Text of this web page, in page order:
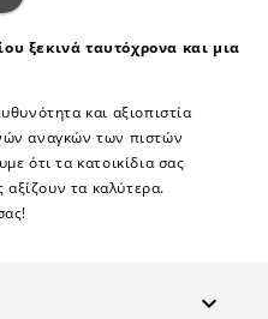
ξεκινά ταυτόχρονα και μια
και αξιοπιστία
αναγκών των πιστών
ότι τα κατοικίδια σας
αξίζουν τα καλύτερα.
